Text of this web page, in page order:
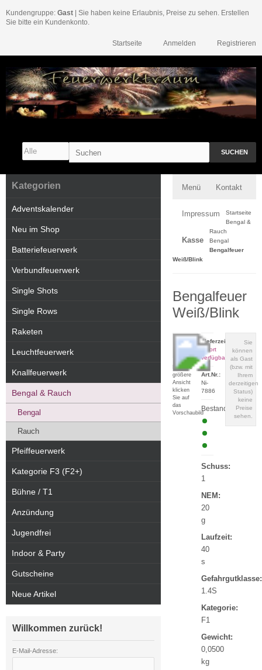
Kundengruppe: Gast | Sie haben keine Erlaubnis, Preise zu sehen. Erstellen
Sie bitte ein Kundenkonto.
Registrieren
Anmelden
Startseite
SUCHEN
Menü Kontakt
Impressum
Kasse
Startseite
Bengal &
Rauch
Bengal
Bengalfeuer
Weiß/Blink
Bengalfeuer
Weiß/Blink
Für eine
größere
Ansicht
klicken
Sie auf
das
Vorschaubild
Sie
können
als Gast
(bzw. mit
Ihrem
derzeitigen
Status)
keine
Preise
sehen.
Lieferzeit:
sofort
verfügbar
Art.Nr.:
Ni-
7886
Bestand:
Schuss:
1
NEM:
20
g
Laufzeit:
40
s
Gefahrgutklasse:
1.4S
Kategorie:
F1
Gewicht:
0,0500
kg
Kategorien
Adventskalender
Neu im Shop
Batteriefeuerwerk
Verbundfeuerwerk
Single Shots
Single Rows
Raketen
Leuchtfeuerwerk
Knallfeuerwerk
Bengal & Rauch
Bengal
Rauch
Pfeiffeuerwerk
Kategorie F3 (F2+)
Bühne / T1
Anzündung
Jugendfrei
Indoor & Party
Gutscheine
Neue Artikel
Willkommen zurück!
E-Mail-Adresse: